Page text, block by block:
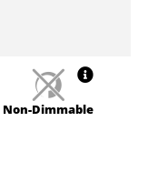
Non-Dimmable